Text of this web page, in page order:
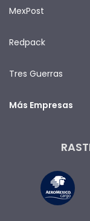
MexPost
Redpack
Tres Guerras
Más Empresas